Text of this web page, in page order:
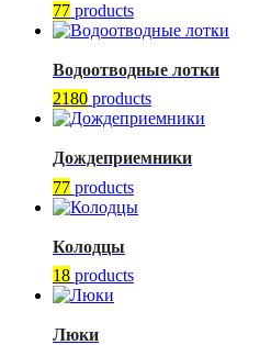
77 products
Водоотводные лотки
2180 products
Дождеприемники
77 products
Колодцы
18 products
Люки